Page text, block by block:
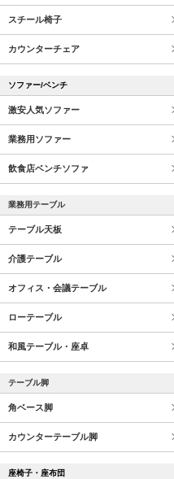
スチール椅子
カウンターチェア
ソファー/ベンチ
激安人気ソファー
業務用ソファー
飲食店ベンチソファ
業務用テーブル
テーブル天板
介護テーブル
オフィス・会議テーブル
ローテーブル
和風テーブル・座卓
テーブル脚
角ベース脚
カウンターテーブル脚
座椅子・座布団